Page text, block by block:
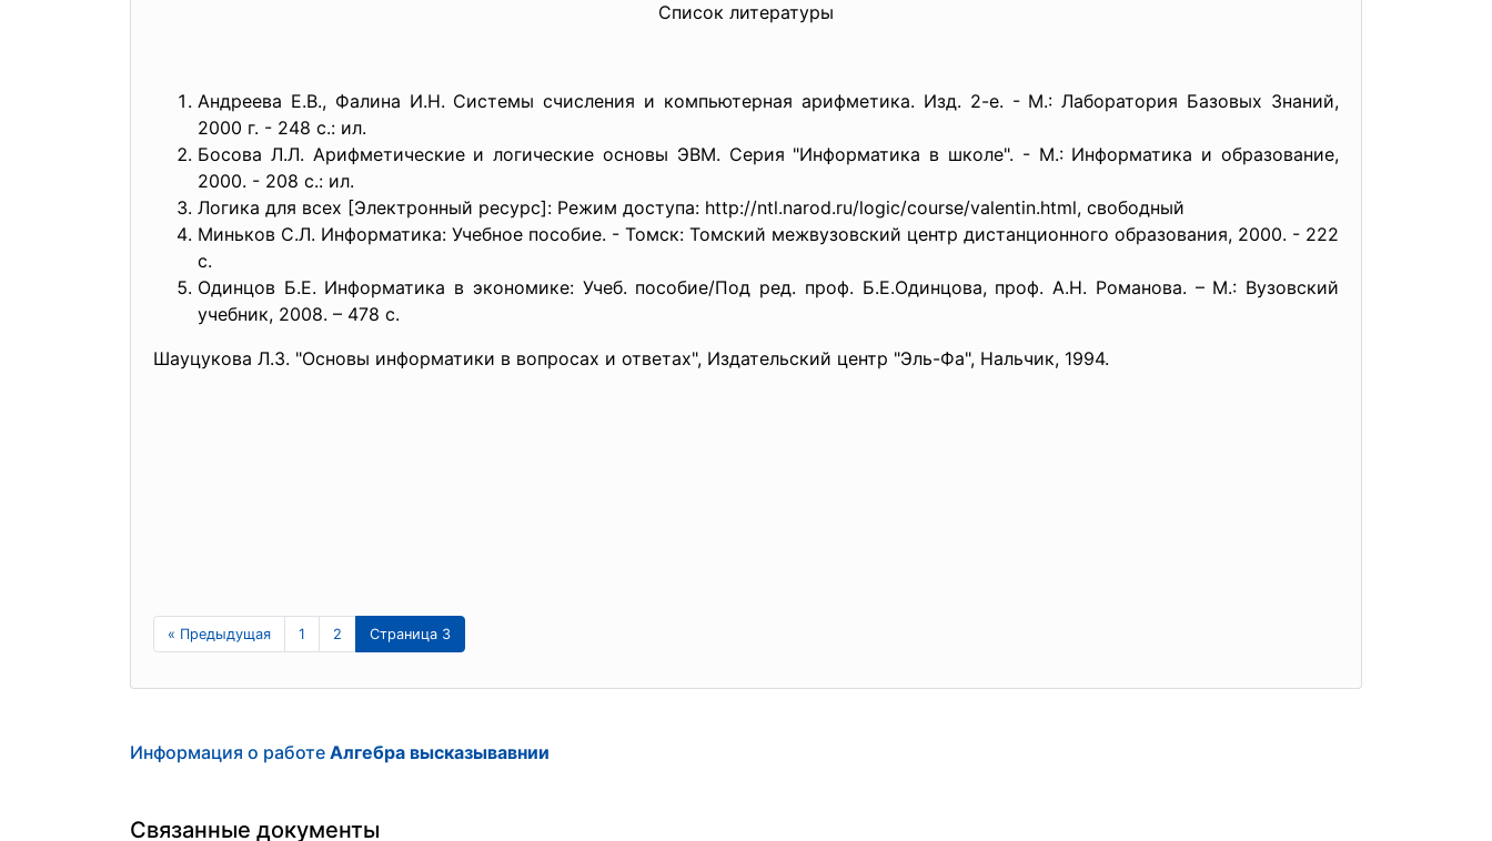
Список литературы
Андреева Е.В., Фалина И.Н. Системы счисления и компьютерная арифметика. Изд. 2-е. - М.: Лаборатория Базовых Знаний,
2000 г. - 248 с.: ил.
Босова Л.Л. Арифметические и логические основы ЭВМ. Серия "Информатика в школе". - М.: Информатика и образование,
2000. - 208 с.: ил.
Логика для всех [Электронный ресурс]: Режим доступа: http://ntl.narod.ru/logic/course/valentin.html, свободный
Миньков С.Л. Информатика: Учебное пособие. - Томск: Томский межвузовский центр дистанционного образования, 2000. - 222
с.
Одинцов Б.Е. Информатика в экономике: Учеб. пособие/Под ред. проф. Б.Е.Одинцова, проф. А.Н. Романова. – М.: Вузовский
учебник, 2008. – 478 с.
Шауцукова Л.З. "Основы информатики в вопросах и ответах", Издательский центр "Эль-Фа", Нальчик, 1994.
« Предыдущая 1 2 Страница 3
Информация о работе Алгебра высказывавнии
Связанные документы